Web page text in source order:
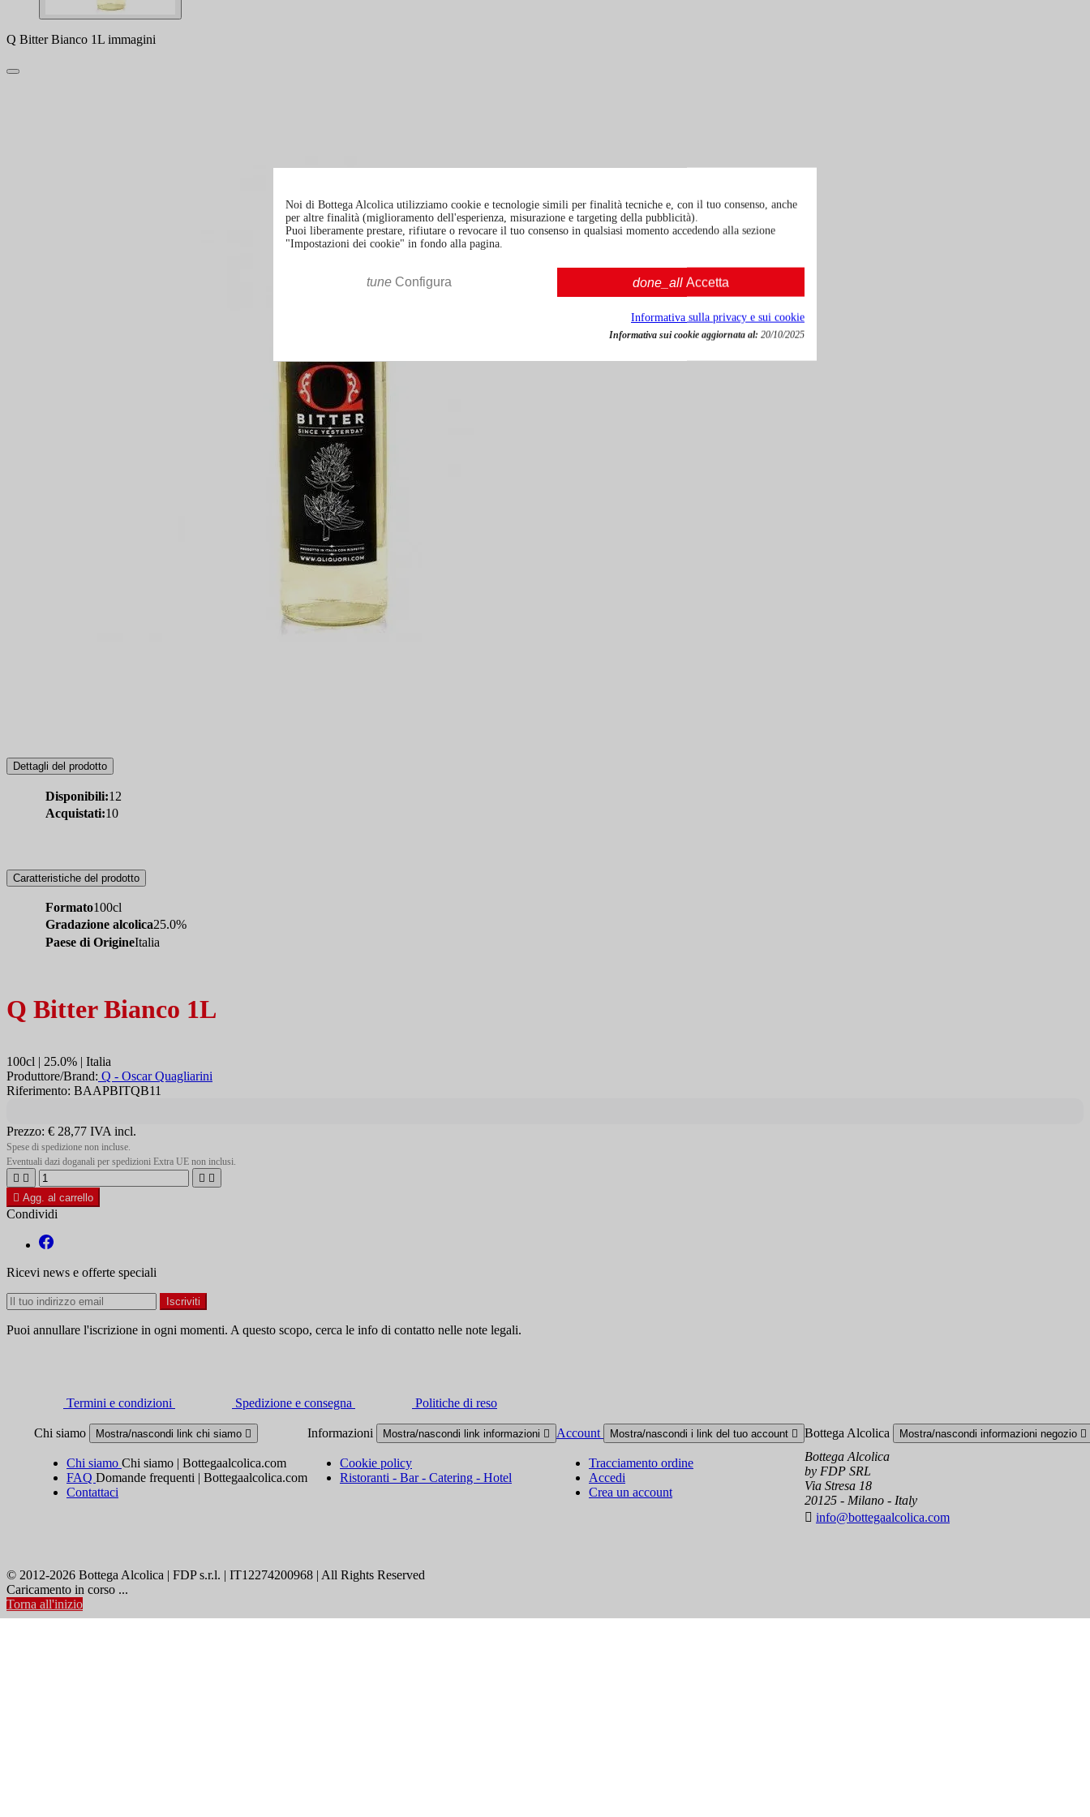
Q Bitter Bianco 1L immagini
Dettagli del prodotto
Disponibili:12
Acquistati:10
Caratteristiche del prodotto
Formato100cl
Gradazione alcolica25.0%
Paese di OrigineItalia
Q Bitter Bianco 1L
100cl | 25.0% | Italia
Produttore/Brand: Q - Oscar Quagliarini
Riferimento: BAAPBITQB11
Prezzo: € 28,77 IVA incl.
Spese di spedizione non incluse.
Eventuali dazi doganali per spedizioni Extra UE non inclusi.
   
 Agg. al carrello
Condividi
Ricevi news e offerte speciali
Puoi annullare l'iscrizione in ogni momenti. A questo scopo, cerca le info di contatto nelle note legali.
Termini e condizioni Spedizione e consegna Politiche di reso
Chi siamo Mostra/nascondi link chi siamo 
Chi siamo Chi siamo | Bottegaalcolica.com
FAQ Domande frequenti | Bottegaalcolica.com
Contattaci
Informazioni Mostra/nascondi link informazioni 
Cookie policy
Ristoranti - Bar - Catering - Hotel
Account Mostra/nascondi i link del tuo account 
Tracciamento ordine
Accedi
Crea un account
Bottega Alcolica Mostra/nascondi informazioni negozio 
Bottega Alcolica
by FDP SRL
Via Stresa 18
20125 - Milano - Italy
 info@bottegaalcolica.com
© 2012-2026 Bottega Alcolica | FDP s.r.l. | IT12274200968 | All Rights Reserved
Caricamento in corso ...
Torna all'inizio
Noi di Bottega Alcolica utilizziamo cookie e tecnologie simili per finalità tecniche e, con il tuo consenso, anche
per altre finalità (miglioramento dell'esperienza, misurazione e targeting della pubblicità).
Puoi liberamente prestare, rifiutare o revocare il tuo consenso in qualsiasi momento accedendo alla sezione
"Impostazioni dei cookie" in fondo alla pagina.
tune Configura done_all Accetta
Informativa sulla privacy e sui cookie
Informativa sui cookie aggiornata al: 20/10/2025